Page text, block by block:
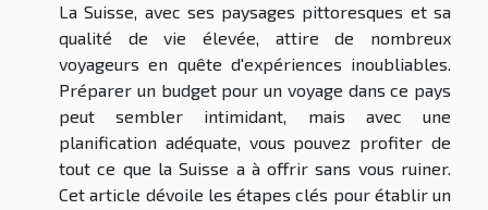
La Suisse, avec ses paysages pittoresques et sa
qualité de vie élevée, attire de nombreux
voyageurs en quête d'expériences inoubliables.
Préparer un budget pour un voyage dans ce pays
peut sembler intimidant, mais avec une
planification adéquate, vous pouvez profiter de
tout ce que la Suisse a à offrir sans vous ruiner.
Cet article dévoile les étapes clés pour établir un